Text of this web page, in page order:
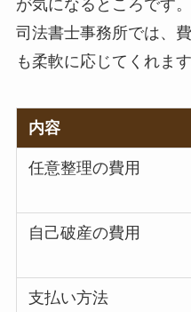
が気になるところです
司法書士事務所では、
も柔軟に応じてくれます
内容
任意整理の費用
自己破産の費用
支払い方法